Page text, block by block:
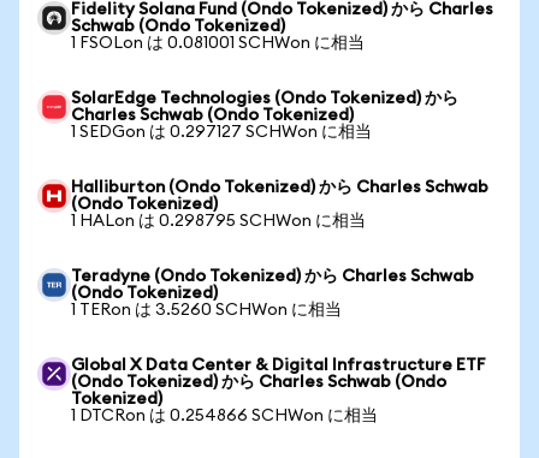
Fidelity Solana Fund (Ondo Tokenized) から Charles
Schwab (Ondo Tokenized)
1 FSOLon は 0.081001 SCHWon に相当
SolarEdge Technologies (Ondo Tokenized) から
Charles Schwab (Ondo Tokenized)
1 SEDGon は 0.297127 SCHWon に相当
Halliburton (Ondo Tokenized) から Charles Schwab
(Ondo Tokenized)
1 HALon は 0.298795 SCHWon に相当
Teradyne (Ondo Tokenized) から Charles Schwab
(Ondo Tokenized)
1 TERon は 3.5260 SCHWon に相当
Global X Data Center & Digital Infrastructure ETF
(Ondo Tokenized) から Charles Schwab (Ondo
Tokenized)
1 DTCRon は 0.254866 SCHWon に相当